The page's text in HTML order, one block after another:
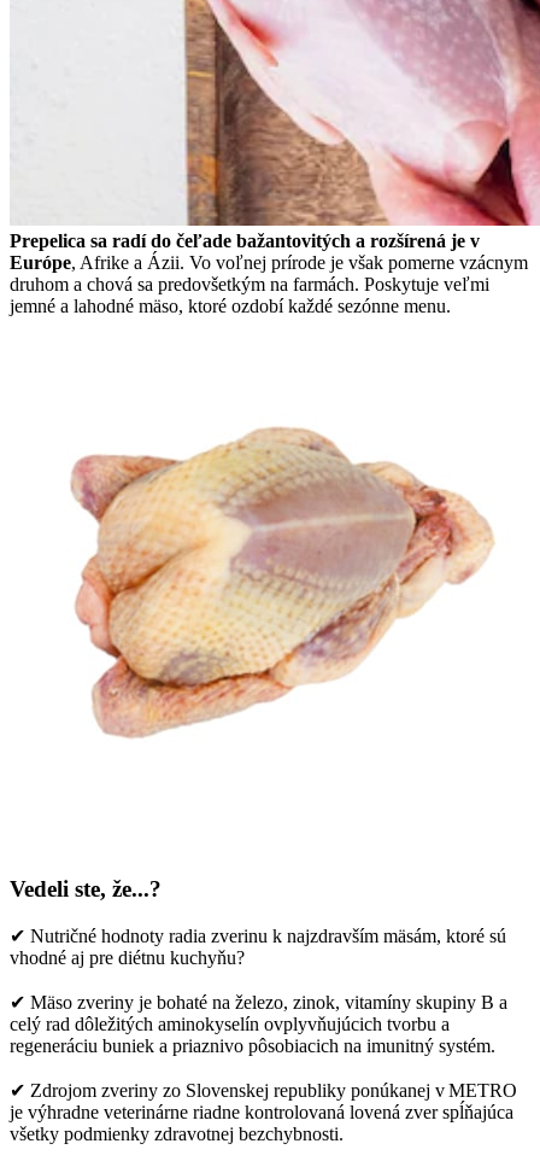
Prepelica sa radí do čeľade bažantovitých a rozšírená je v
Európe, Afrike a Ázii. Vo voľnej prírode je však pomerne vzácnym
druhom a chová sa predovšetkým na farmách. Poskytuje veľmi
jemné a lahodné mäso, ktoré ozdobí každé sezónne menu.
Vedeli ste, že...?
✔ Nutričné hodnoty radia zverinu k najzdravším mäsám, ktoré sú
vhodné aj pre diétnu kuchyňu?
✔ Mäso zveriny je bohaté na železo, zinok, vitamíny skupiny B a
celý rad dôležitých aminokyselín ovplyvňujúcich tvorbu a
regeneráciu buniek a priaznivo pôsobiacich na imunitný systém.
✔ Zdrojom zveriny zo Slovenskej republiky ponúkanej v METRO
je výhradne veterinárne riadne kontrolovaná lovená zver spĺňajúca
všetky podmienky zdravotnej bezchybnosti.